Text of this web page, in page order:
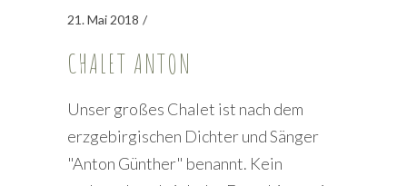
21. Mai 2018
CHALET ANTON
Unser großes Chalet ist nach dem
erzgebirgischen Dichter und Sänger
"Anton Günther" benannt. Kein